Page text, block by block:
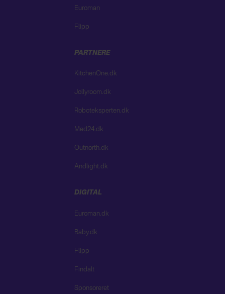
Euroman
Flipp
PARTNERE
KitchenOne.dk
Jollyroom.dk
Roboteksperten.dk
Med24.dk
Outnorth.dk
Andlight.dk
DIGITAL
Euroman.dk
Baby.dk
Flipp
Findalt
Sponsoreret